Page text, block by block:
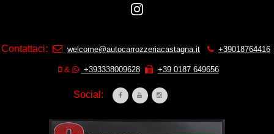
Contattaci: welcome@autocarrozzeriacastagna.it +39018764416
& +393338009628 +39 0187 649656
Social: